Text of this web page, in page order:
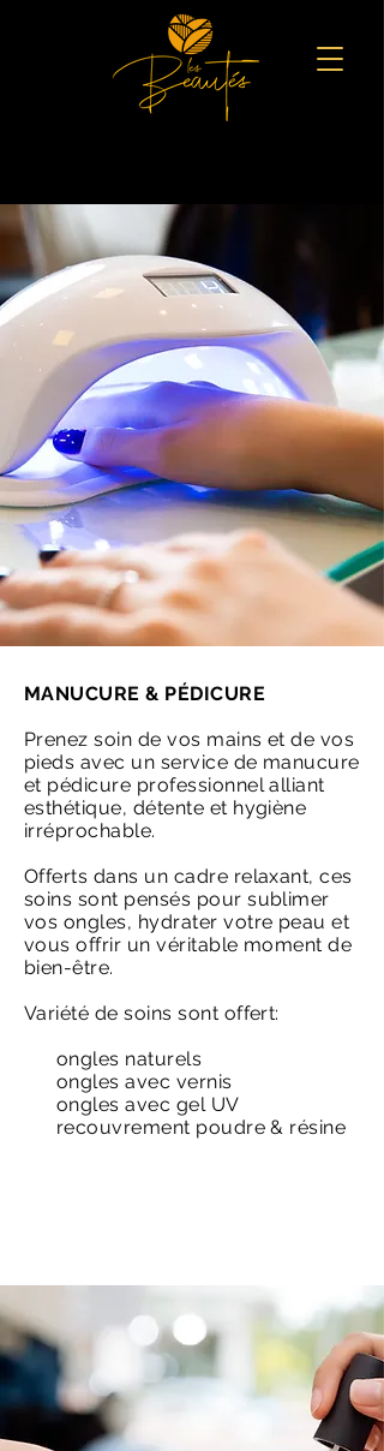
MANUCURE & PÉDICURE
Prenez soin de vos mains et de vos
pieds avec un service de manucure
et pédicure professionnel alliant
esthétique, détente et hygiène
irréprochable.
Offerts dans un cadre relaxant, ces
soins sont pensés pour sublimer
vos ongles, hydrater votre peau et
vous offrir un véritable moment de
bien-être.
Variété de soins sont offert:
ongles naturels
ongles avec vernis
ongles avec gel UV
recouvrement poudre & résine